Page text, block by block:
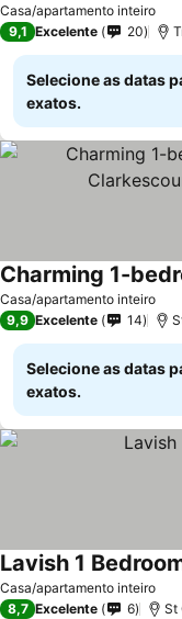
Casa/apartamento inteiro
Ver preços
9,1 Excelente 20
Selecione as datas
exatos.
Casa/apartamento inteiro
Ver preços
9,9 Excelente 14
Selecione as datas
exatos.
Casa/apartamento inteiro
Lavish 1
8,7 Excelente 6 St